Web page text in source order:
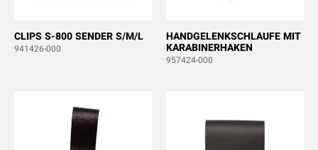
CLIPS S-800 SENDER S/M/L
941426-000
HANDGELENKSCHLAUFE MIT
KARABINERHAKEN
957424-000